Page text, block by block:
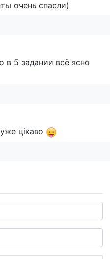
очень спасли)
в 5 задании всё ясно
цікаво